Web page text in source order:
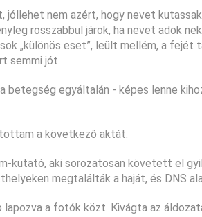
nem azért, hogy nevet
rosszabbul járok, ha nevet adok
„különös eset”, leült mellém, a fejét
semmi jót.
betegség egyáltalán - képes lenne
a következő aktát.
kutató, aki sorozatosan követett el
megtalálták a haját, és DNS
a fotók közt. Kivágta az